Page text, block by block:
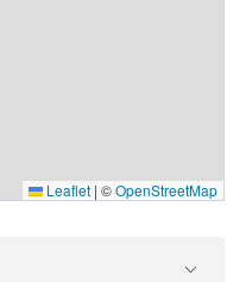
Leaflet | ©OpenStreetMap